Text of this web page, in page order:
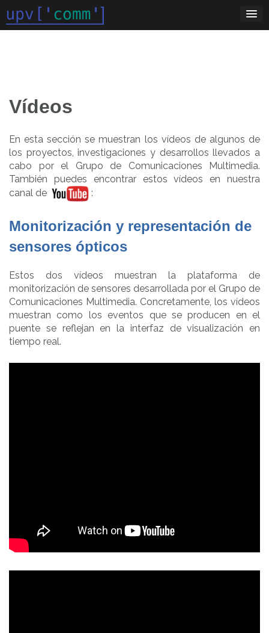
al
contenido
Vídeos
En esta sección se muestran los vídeos de algunos de
los proyectos, investigaciones y desarrollos llevados a
cabo por el Grupo de Comunicaciones Multimedia.
También puedes encontrar estos vídeos en nuestra
canal de
:
Monitorización y representación de
sensores ópticos
Estos dos vídeos muestran la plataforma de
monitorización de sensores desarrollada por el Grupo de
Comunicaciones Multimedia. Concretamente, los vídeos
muestran como los eventos que se producen en el
puente se reflejan en la interfaz de visualización en
tiempo real.